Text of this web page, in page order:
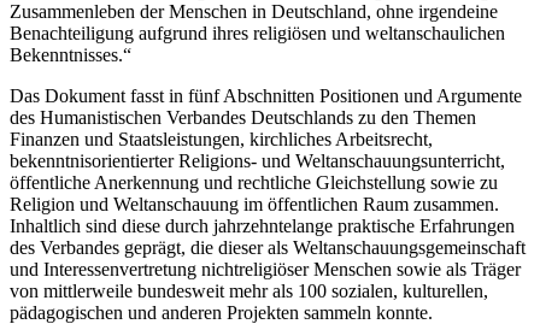
Zusammenleben der Menschen in Deutschland, ohne irgendeine
Benachteiligung aufgrund ihres religiösen und weltanschaulichen
Bekenntnisses.“
Das Dokument fasst in fünf Abschnitten Positionen und Argumente
des Humanistischen Verbandes Deutschlands zu den Themen
Finanzen und Staatsleistungen, kirchliches Arbeitsrecht,
bekenntnisorientierter Religions- und Weltanschauungsunterricht,
öffentliche Anerkennung und rechtliche Gleichstellung sowie zu
Religion und Weltanschauung im öffentlichen Raum zusammen.
Inhaltlich sind diese durch jahrzehntelange praktische Erfahrungen
des Verbandes geprägt, die dieser als Weltanschauungsgemeinschaft
und Interessenvertretung nichtreligiöser Menschen sowie als Träger
von mittlerweile bundesweit mehr als 100 sozialen, kulturellen,
pädagogischen und anderen Projekten sammeln konnte.